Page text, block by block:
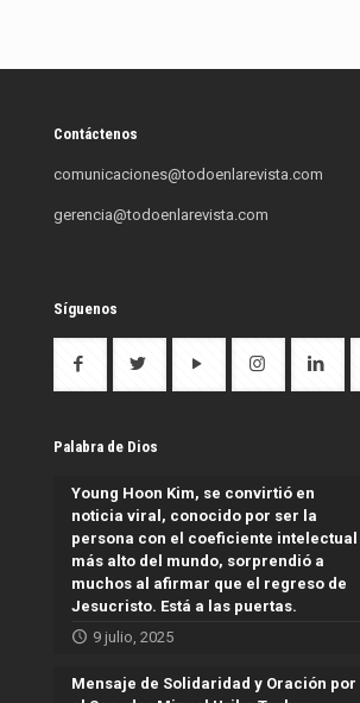
Contáctenos
comunicaciones@todoenlarevista.com
gerencia@todoenlarevista.com
Síguenos
Palabra de Dios
Young Hoon Kim, se convirtió en
noticia viral, conocido por ser la
persona con el coeficiente intelectual
más alto del mundo, sorprendió a
muchos al afirmar que el regreso de
Jesucristo. Está a las puertas.
9 julio, 2025
Mensaje de Solidaridad y Oración por